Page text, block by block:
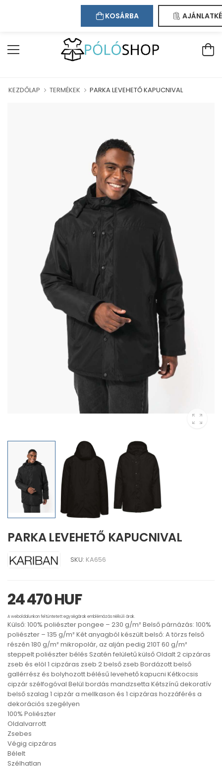
ÜDVÖZÖLJÜK WEBÁRUHÁZUNKBAN!
Kapcsolat Regisztráció
KEZDŐLAP TERMÉKEK PARKA LEVEHETŐ KAPUCNIVAL
PARKA LEVEHETŐ KAPUCNIVAL
SKU: KA656
24 470 HUF
A weboldalunkon feltüntetett egységárak emblémázás nélküli árak.
Külső: 100% poliészter pongee – 230 g/m² Belső párnázás: 100%
poliészter – 135 g/m² Két anyagból készült belső: A törzs felső
részén 180 g/m² mikropolár, az alján pedig 210T 60 g/m²
steppelt poliészter bélés Szatén felületű külső Oldalt 2 cipzáras
zseb és elöl 1 cipzáras zseb 2 belső zseb Bordázott belső
gallérrész és bolyhozott bélésű levehető kapucni Kétkocsis
cipzár szélfogóval Belül bordás mandzsetta Kétszínű dekoratív
belső szalag 1 cipzár a mellkason és 1 cipzáras hozzáférés a
dekorációs szegélyen
100% Poliészter
Oldalvarrott
Zsebes
Végig cipzáras
Bélelt
Szélhatlan
KOSÁRBA